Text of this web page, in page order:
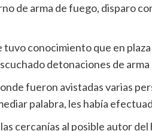
de arma de fuego, disparo
tuvo conocimiento que en
detonaciones de
fueron avistadas varias
palabra, les había
cercanías al posible autor del